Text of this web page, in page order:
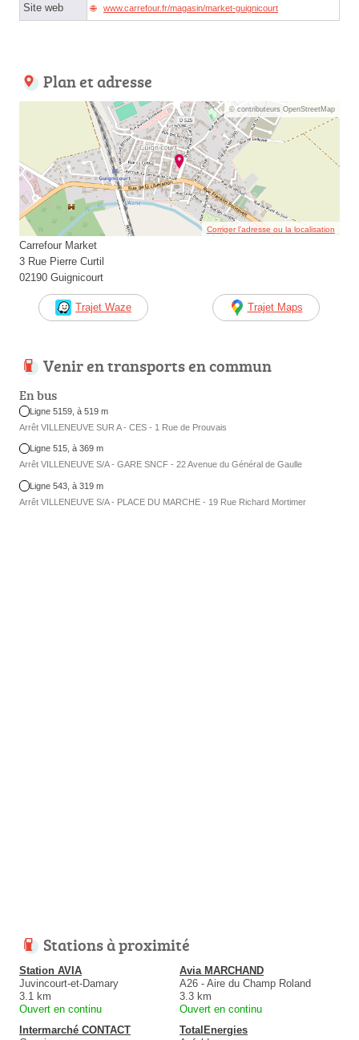
Site web www.carrefour.fr/magasin/market-guignicourt
Plan et adresse
© contributeurs OpenStreetMap
Corriger l’adresse ou la localisation
Carrefour Market
3 Rue Pierre Curtil
02190 Guignicourt
Trajet Waze Trajet Maps
Venir en transports en commun
En bus
Ligne 5159, à 519 m
Arrêt VILLENEUVE SUR A - CES - 1 Rue de Prouvais
Ligne 515, à 369 m
Arrêt VILLENEUVE S/A - GARE SNCF - 22 Avenue du Général de Gaulle
Ligne 543, à 319 m
Arrêt VILLENEUVE S/A - PLACE DU MARCHE - 19 Rue Richard Mortimer
Stations à proximité
Station AVIA
Juvincourt-et-Damary
3.1 km
Ouvert en continu
Avia MARCHAND
A26 - Aire du Champ Roland
3.3 km
Ouvert en continu
Intermarché CONTACT
TotalEnergies